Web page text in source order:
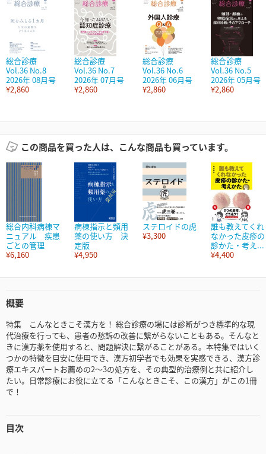
総合診療
Vol.36 No.8
2026年 08月号
¥2,860
総合診療
Vol.36 No.7
2026年 07月号
¥2,860
総合診療
Vol.36 No.6
2026年 06月号
¥2,860
総合診療
Vol.36 No.5
2026年 05月号
¥2,860
この商品を買った人は、こんな商品も買っています。
総合内科病棟マ
ニュアル 疾患
ごとの管理
¥6,160
病棟指示と頻用
薬の使い方 決
定版
¥4,950
ステロイドの虎
¥3,300
誰も教えてくれ
なかった皮疹の
診かた・考え...
¥4,400
概要
特集 こんなときこそ漢方を！ 総合診療の場には診断がつき標準的な現
代治療を行っても、患者の愁訴の改善に繋がらないこともある。そんなと
きに漢方薬を使用すると、問題解決に繋がることがある。本特集ではいく
つかの特徴を目安に使用でき、漢方初学者でも効果を実感できる、漢方診
療エキスパートお薦めの2～3の処方を、その典型的治療例と共に紹介し
たい。日常診療にお役に立てる「こんなときこそ、この漢方」がこの1冊
で！
目次